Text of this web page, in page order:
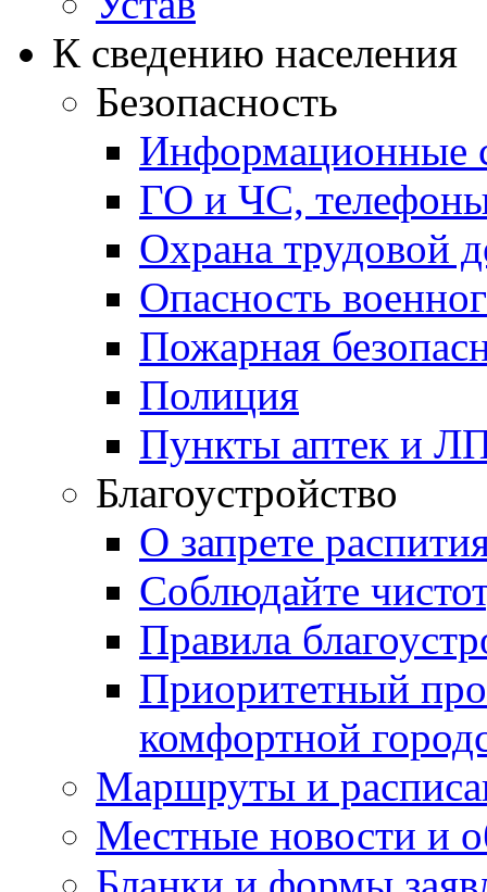
К сведению населения
Безопасность
Информационные
ГО и ЧС,
Охрана трудовой
Опасность
Пожарная
Полиция
Пункты аптек и
Благоустройство
О запрете
Соблюдайте
Правила
Приоритетный
комфортной
Маршруты и
Местные новости и